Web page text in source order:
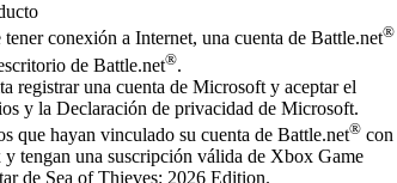
conexión a Internet, una cuenta de Battle.net®
de Battle.net®.
registrar una cuenta de Microsoft y aceptar el
y la Declaración de privacidad de Microsoft.
que hayan vinculado su cuenta de Battle.net® con
tengan una suscripción válida de Xbox Game
de Sea of Thieves: 2026 Edition.